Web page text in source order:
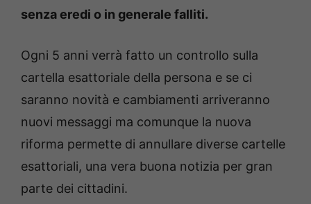
senza eredi o in generale falliti.
Ogni 5 anni verrà fatto un controllo sulla
cartella esattoriale della persona e se ci
saranno novità e cambiamenti arriveranno
nuovi messaggi ma comunque la nuova
riforma permette di annullare diverse cartelle
esattoriali, una vera buona notizia per gran
parte dei cittadini.